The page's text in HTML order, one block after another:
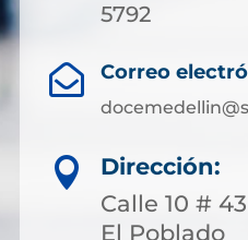
5792
 Correo

Dirección:
Calle 10 #
El Poblado